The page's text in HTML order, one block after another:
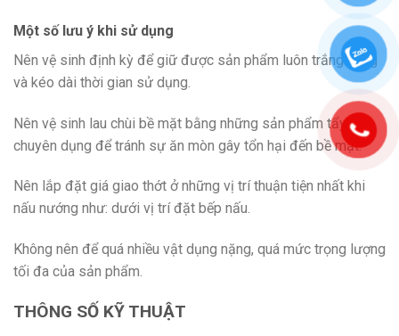
Một số lưu ý khi sử dụng
Nên vệ sinh định kỳ để giữ được sản phẩm luôn trắng sáng
và kéo dài thời gian sử dụng.
Nên vệ sinh lau chùi bề mặt bằng những sản phẩm tẩy rửa
chuyên dụng để tránh sự ăn mòn gây tổn hại đến bề mặt.
Nên lắp đặt giá giao thớt ở những vị trí thuận tiện nhất khi
nấu nướng như: dưới vị trí đặt bếp nấu.
Không nên để quá nhiều vật dụng nặng, quá mức trọng lượng
tối đa của sản phẩm.
THÔNG SỐ KỸ THUẬT